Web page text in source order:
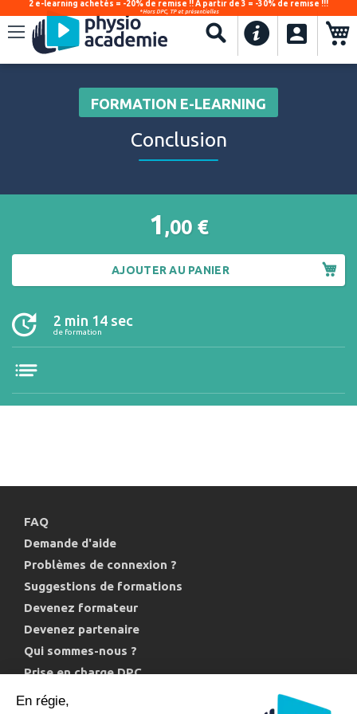
Recherche
2 e-learning achetés = -20% de remise !! À partir de 3 = -30% de remise !!!
*Hors DPC, TP et présentielles
.
FORMATION E-LEARNING
Conclusion
2 min 14 sec
de formation
1 ,00 €
AJOUTER AU PANIER
FAQ
Demande d'aide
Problèmes de connexion ?
Suggestions de formations
Devenez formateur
Devenez partenaire
Qui sommes-nous ?
Prise en charge DPC
Politique de confidentialité et cookies
En régie,